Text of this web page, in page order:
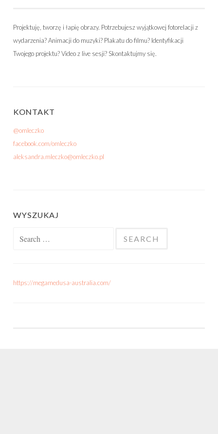
Projektuję, tworzę i łapię obrazy. Potrzebujesz wyjątkowej fotorelacji z
wydarzenia? Animacji do muzyki? Plakatu do filmu? Identyfikacji
Twojego projektu? Video z live sesji? Skontaktujmy się.
KONTAKT
@omleczko
facebook.com/omleczko
aleksandra.mleczko@omleczko.pl
WYSZUKAJ
https://megamedusa-australia.com/